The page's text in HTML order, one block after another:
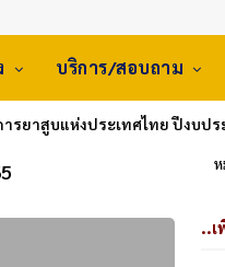
บริการ/สอบถาม
รยาสูบแห่งประเทศไทย ปีงบปร
..เ